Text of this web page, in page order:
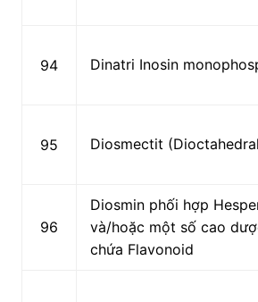
94 Dinatri Inosin
95 Diosmectit
96
Diosmin phối hợp
và/hoặc một số cao
chứa Flavonoid